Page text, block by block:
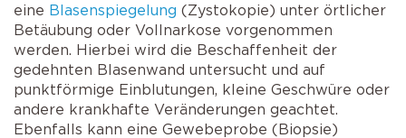
eine Blasenspiegelung (Zystokopie) unter örtlicher
Betäubung oder Vollnarkose vorgenommen
werden. Hierbei wird die Beschaffenheit der
gedehnten Blasenwand untersucht und auf
punktförmige Einblutungen, kleine Geschwüre oder
andere krankhafte Veränderungen geachtet.
Ebenfalls kann eine Gewebeprobe (Biopsie)